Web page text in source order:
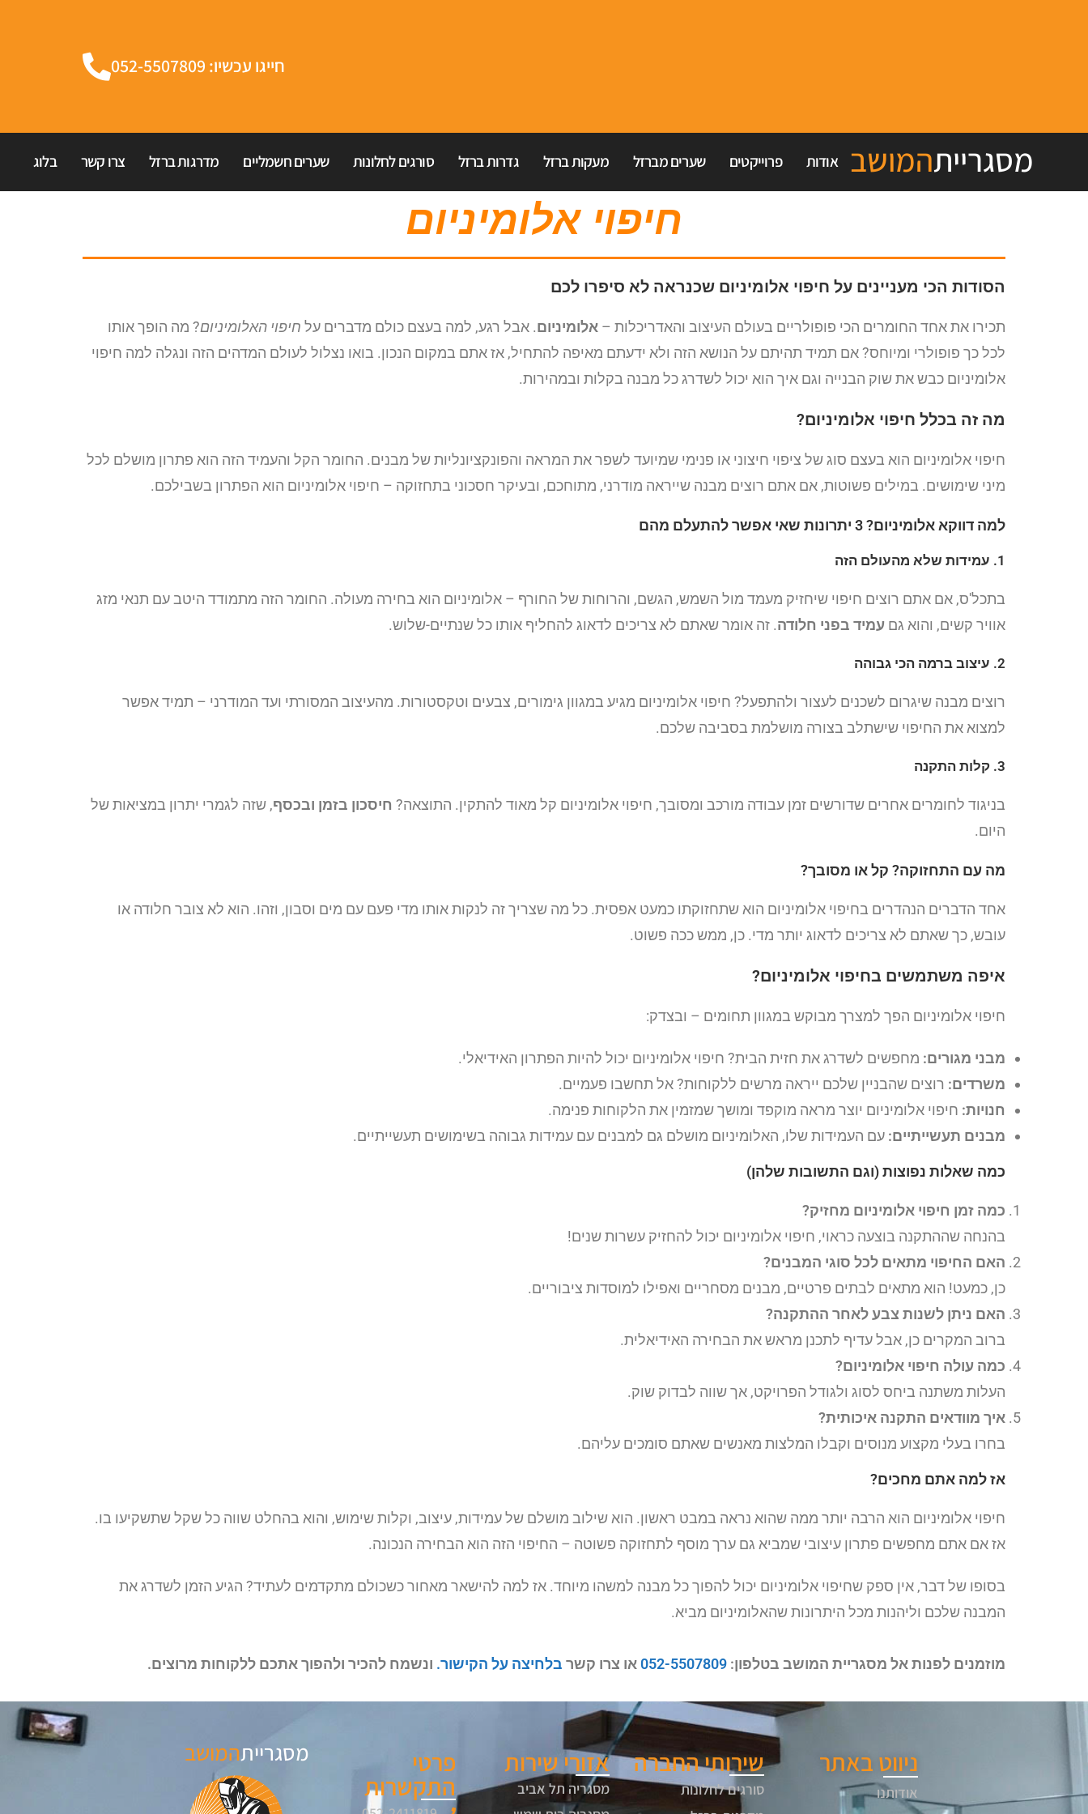
חייגו עכשיו: 052-5507809
מסגרייתהמושב אודות פרוייקטים שערים מברזל מעקות ברזל גדרות ברזל סורגים לחלונות שערים חשמליים מדרגות ברזל צרו קשר בלוג
חיפוי אלומיניום
הסודות הכי מעניינים על חיפוי אלומיניום שכנראה לא סיפרו לכם
תכירו את אחד החומרים הכי פופולריים בעולם העיצוב והאדריכלות – אלומיניום. אבל רגע, למה בעצם כולם מדברים על חיפוי האלומיניום? מה הופך אותו
לכל כך פופולרי ומיוחס? אם תמיד תהיתם על הנושא הזה ולא ידעתם מאיפה להתחיל, אז אתם במקום הנכון. בואו נצלול לעולם המדהים הזה ונגלה למה חיפוי
אלומיניום כבש את שוק הבנייה וגם איך הוא יכול לשדרג כל מבנה בקלות ובמהירות.
מה זה בכלל חיפוי אלומיניום?
חיפוי אלומיניום הוא בעצם סוג של ציפוי חיצוני או פנימי שמיועד לשפר את המראה והפונקציונליות של מבנים. החומר הקל והעמיד הזה הוא פתרון מושלם לכל
מיני שימושים. במילים פשוטות, אם אתם רוצים מבנה שייראה מודרני, מתוחכם, ובעיקר חסכוני בתחזוקה – חיפוי אלומיניום הוא הפתרון בשבילכם.
למה דווקא אלומיניום? 3 יתרונות שאי אפשר להתעלם מהם
1. עמידות שלא מהעולם הזה
בתכל'ס, אם אתם רוצים חיפוי שיחזיק מעמד מול השמש, הגשם, והרוחות של החורף – אלומיניום הוא בחירה מעולה. החומר הזה מתמודד היטב עם תנאי מזג
אוויר קשים, והוא גם עמיד בפני חלודה. זה אומר שאתם לא צריכים לדאוג להחליף אותו כל שנתיים-שלוש.
2. עיצוב ברמה הכי גבוהה
רוצים מבנה שיגרום לשכנים לעצור ולהתפעל? חיפוי אלומיניום מגיע במגוון גימורים, צבעים וטקסטורות. מהעיצוב המסורתי ועד המודרני – תמיד אפשר
למצוא את החיפוי שישתלב בצורה מושלמת בסביבה שלכם.
3. קלות התקנה
בניגוד לחומרים אחרים שדורשים זמן עבודה מורכב ומסובך, חיפוי אלומיניום קל מאוד להתקין. התוצאה? חיסכון בזמן ובכסף, שזה לגמרי יתרון במציאות של
היום.
מה עם התחזוקה? קל או מסובך?
אחד הדברים הנהדרים בחיפוי אלומיניום הוא שתחזוקתו כמעט אפסית. כל מה שצריך זה לנקות אותו מדי פעם עם מים וסבון, וזהו. הוא לא צובר חלודה או
עובש, כך שאתם לא צריכים לדאוג יותר מדי. כן, ממש ככה פשוט.
איפה משתמשים בחיפוי אלומיניום?
חיפוי אלומיניום הפך למצרך מבוקש במגוון תחומים – ובצדק:
מבני מגורים: מחפשים לשדרג את חזית הבית? חיפוי אלומיניום יכול להיות הפתרון האידיאלי.
משרדים: רוצים שהבניין שלכם ייראה מרשים ללקוחות? אל תחשבו פעמיים.
חנויות: חיפוי אלומיניום יוצר מראה מוקפד ומושך שמזמין את הלקוחות פנימה.
מבנים תעשייתיים: עם העמידות שלו, האלומיניום מושלם גם למבנים עם עמידות גבוהה בשימושים תעשייתיים.
כמה שאלות נפוצות (וגם התשובות שלהן)
כמה זמן חיפוי אלומיניום מחזיק?
בהנחה שההתקנה בוצעה כראוי, חיפוי אלומיניום יכול להחזיק עשרות שנים!
האם החיפוי מתאים לכל סוגי המבנים?
כן, כמעט! הוא מתאים לבתים פרטיים, מבנים מסחריים ואפילו למוסדות ציבוריים.
האם ניתן לשנות צבע לאחר ההתקנה?
ברוב המקרים כן, אבל עדיף לתכנן מראש את הבחירה האידיאלית.
כמה עולה חיפוי אלומיניום?
העלות משתנה ביחס לסוג ולגודל הפרויקט, אך שווה לבדוק שוק.
איך מוודאים התקנה איכותית?
בחרו בעלי מקצוע מנוסים וקבלו המלצות מאנשים שאתם סומכים עליהם.
אז למה אתם מחכים?
חיפוי אלומיניום הוא הרבה יותר ממה שהוא נראה במבט ראשון. הוא שילוב מושלם של עמידות, עיצוב, וקלות שימוש, והוא בהחלט שווה כל שקל שתשקיעו בו.
אז אם אתם מחפשים פתרון עיצובי שמביא גם ערך מוסף לתחזוקה פשוטה – החיפוי הזה הוא הבחירה הנכונה.
בסופו של דבר, אין ספק שחיפוי אלומיניום יכול להפוך כל מבנה למשהו מיוחד. אז למה להישאר מאחור כשכולם מתקדמים לעתיד? הגיע הזמן לשדרג את
המבנה שלכם וליהנות מכל היתרונות שהאלומיניום מביא.
מוזמנים לפנות אל מסגריית המושב בטלפון: 052-5507809או צרו קשר בלחיצה על הקישור. ונשמח להכיר ולהפוך אתכם ללקוחות מרוצים.
ניווט באתר
אודותנו
שירותי החברה
סורגים לחלונות
אזורי שירות
מסגריה תל אביב
פרטי
התקשרות
מסגרייתהמושב